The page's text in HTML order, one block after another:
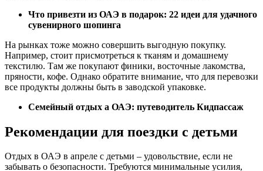
Что привезти из ОАЭ в подарок: 22 идеи для удачного
сувенирного шопинга
На рынках тоже можно совершить выгодную покупку.
Например, стоит присмотреться к тканям и домашнему
текстилю. Там же покупают финики, восточные лакомства,
пряности, кофе. Однако обратите внимание, что для перевозки
все продукты должны быть в заводской упаковке.
Семейный отдых а ОАЭ: путеводитель Кидпассаж
Рекомендации для поездки с детьми
Отдых в ОАЭ в апреле с детьми – удовольствие, если не
забывать о безопасности. Требуются минимальные усилия,